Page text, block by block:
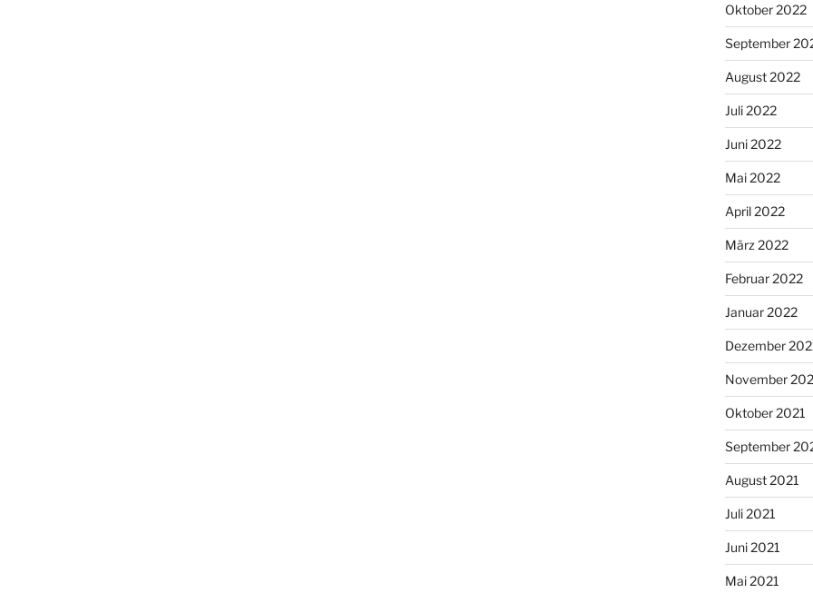
Oktober 2022
September
August 2022
Juli 2022
Juni 2022
Mai 2022
April 2022
März 2022
Februar 2022
Januar 2022
Dezember
November
Oktober 2021
September
August 2021
Juli 2021
Juni 2021
Mai 2021